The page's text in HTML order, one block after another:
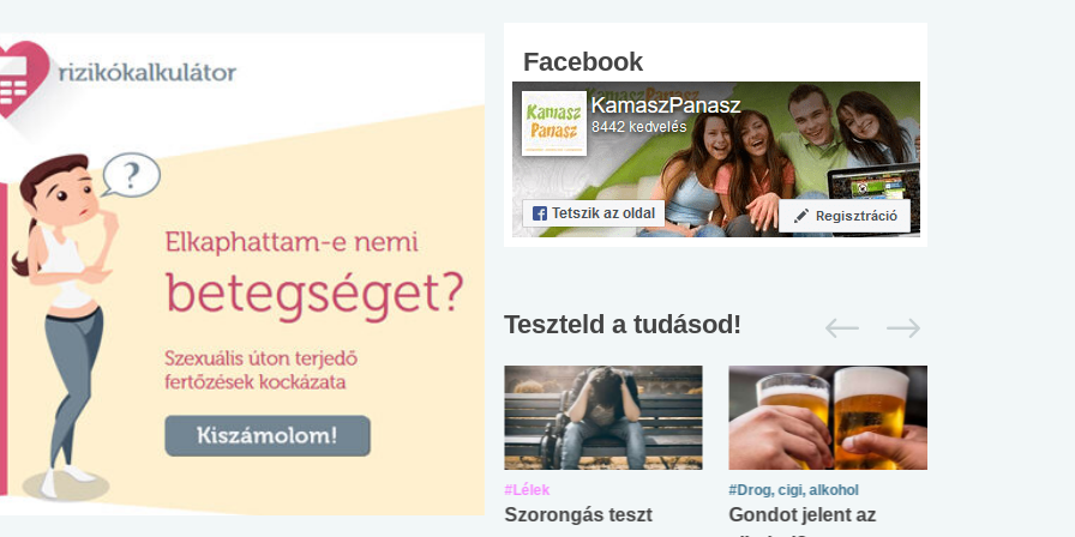
Facebook
Teszteld a tudásod!
#Suli, munka
Angol középfokú
Internet-függőség
#Lélek
Szorongás teszt
#Drog, cigi, alkohol
Gondot jelent az